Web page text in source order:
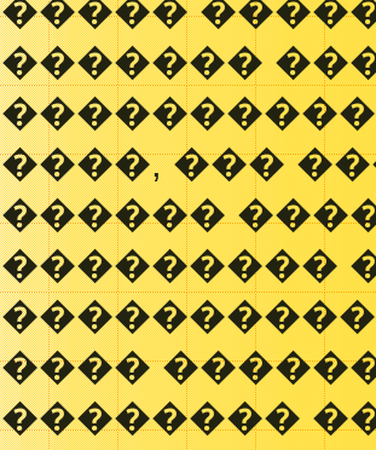
�����
�������
����, ���
������
���������
����
��������